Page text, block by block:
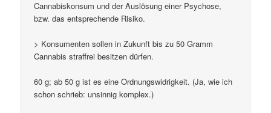
Cannabiskonsum und der Auslösung einer Psychose,
bzw. das entsprechende Risiko.
> Konsumenten sollen in Zukunft bis zu 50 Gramm
Cannabis straffrei besitzen dürfen.
60 g; ab 50 g ist es eine Ordnungswidrigkeit. (Ja, wie ich
schon schrieb: unsinnig komplex.)